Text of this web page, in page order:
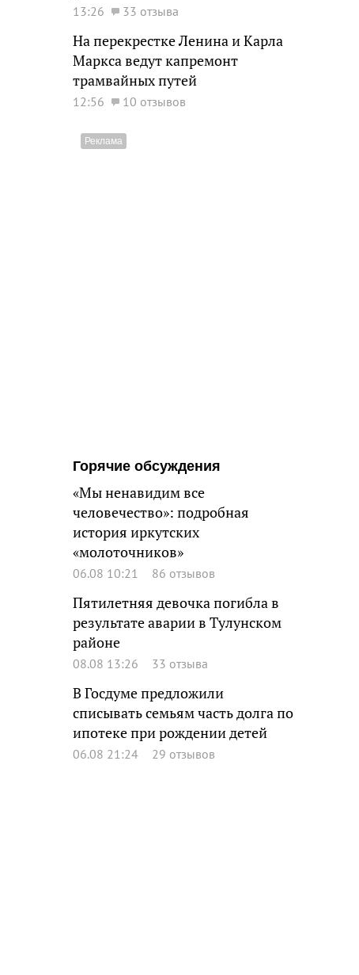
13:26 33 отзыва
На перекрестке Ленина и Карла
Маркса ведут капремонт
трамвайных путей
12:56 10 отзывов
Горячие обсуждения
«Мы ненавидим все
человечество»: подробная
история иркутских
«молоточников»
06.08 10:21 86 отзывов
Пятилетняя девочка погибла в
результате аварии в Тулунском
районе
08.08 13:26 33 отзыва
В Госдуме предложили
списывать семьям часть долга по
ипотеке при рождении детей
06.08 21:24 29 отзывов